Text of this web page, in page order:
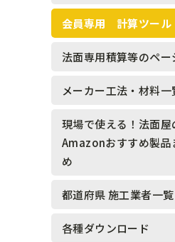
専門用語
技能実習生
水抜きロックボルト
水抜きボーリング
現場吹付法枠工
モルタル吹付工
会員専用 計算ツール
法面専用積算等のペー
メーカー工法・材料一
法面系
測定器具系
アンカー系
その他
現場で使える！法面屋
Amazonおすすめ製品
め
都道府県 施工業者一覧
各種ダウンロード